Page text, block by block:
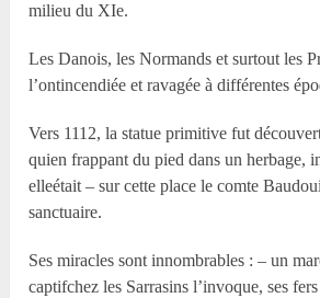
milieu du XIe.
Les Danois, les Normands et surtout les
l’ontincendiée et ravagée à différentes
Vers 1112, la statue primitive fut
quien frappant du pied dans un herbage,
elleétait – sur cette place le comte
sanctuaire.
Ses miracles sont innombrables : – un
captifchez les Sarrasins l’invoque, ses